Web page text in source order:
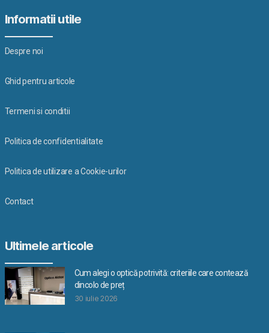
Informatii utile
Despre noi
Ghid pentru articole
Termeni si conditii
Politica de confidentialitate
Politica de utilizare a Cookie-urilor
Contact
Ultimele articole
Cum alegi o optică potrivită: criteriile care contează
dincolo de preț
30 iulie 2026